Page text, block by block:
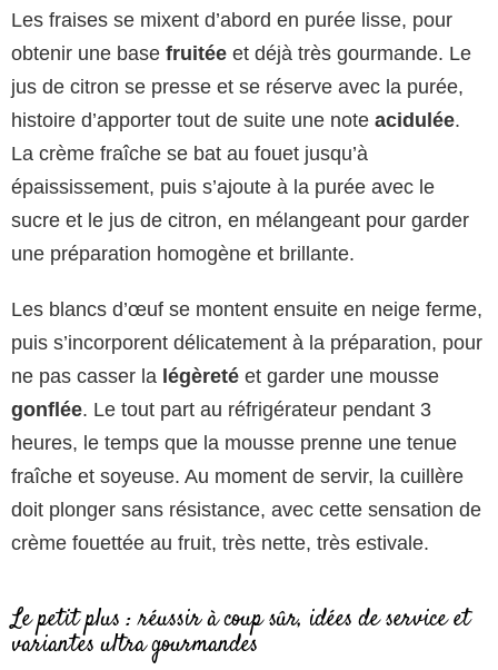
Les fraises se mixent d’abord en purée lisse, pour
obtenir une base fruitée et déjà très gourmande. Le
jus de citron se presse et se réserve avec la purée,
histoire d’apporter tout de suite une note acidulée.
La crème fraîche se bat au fouet jusqu’à
épaississement, puis s’ajoute à la purée avec le
sucre et le jus de citron, en mélangeant pour garder
une préparation homogène et brillante.
Les blancs d’œuf se montent ensuite en neige ferme,
puis s’incorporent délicatement à la préparation, pour
ne pas casser la légèreté et garder une mousse
gonflée. Le tout part au réfrigérateur pendant 3
heures, le temps que la mousse prenne une tenue
fraîche et soyeuse. Au moment de servir, la cuillère
doit plonger sans résistance, avec cette sensation de
crème fouettée au fruit, très nette, très estivale.
Le petit plus : réussir à coup sûr, idées de service et
variantes ultra gourmandes